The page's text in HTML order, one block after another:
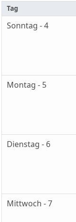
Tag
Sonntag - 4
Montag - 5
Dienstag - 6
Mittwoch - 7